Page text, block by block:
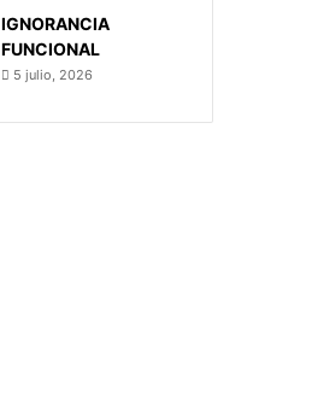
IGNORANCIA
FUNCIONAL
5 julio, 2026